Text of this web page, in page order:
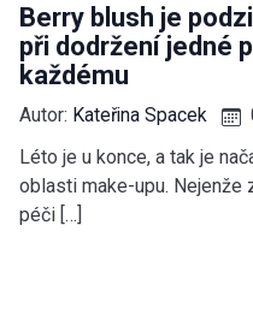
Berry blush je
při dodržení jedné
každému
Autor: Kateřina Spacek
Léto je u konce, a tak je
oblasti make-upu. Nejenže
péči […]